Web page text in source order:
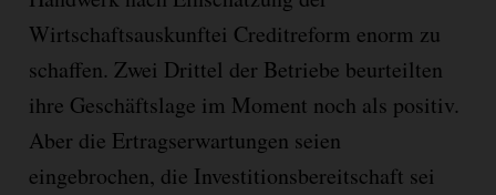
Wirtschaftsauskunftei Creditreform enorm zu
schaffen. Zwei Drittel der Betriebe beurteilten
ihre Geschäftslage im Moment noch als positiv.
Aber die Ertragserwartungen seien
eingebrochen, die Investitionsbereitschaft sei